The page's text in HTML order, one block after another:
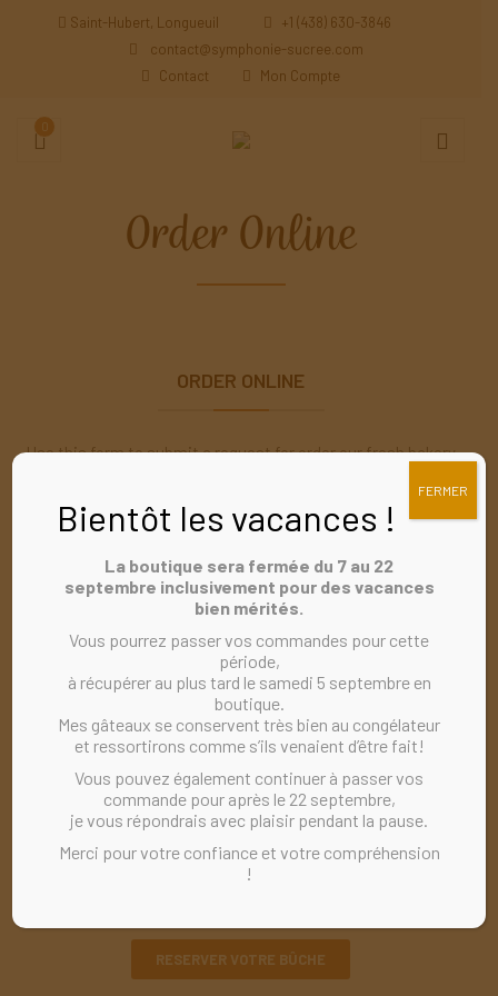
Saint-Hubert, Longueuil
+1 (438) 630-3846
contact@symphonie-sucree.com
Contact
Mon Compte
Order Online
ORDER ONLINE
Use this form to submit a request for order our fresh bakery
Bientôt les vacances !
La boutique sera fermée du 7 au 22
septembre inclusivement pour des vacances
bien mérités.
Vous pourrez passer vos commandes pour cette
période,
à récupérer au plus tard le samedi 5 septembre en
boutique.
Mes gâteaux se conservent très bien au congélateur
et ressortirons comme s’ils venaient d’être fait!
Vous pouvez également continuer à passer vos
commande pour après le 22 septembre,
je vous répondrais avec plaisir pendant la pause.
Merci pour votre confiance et votre compréhension
!
FERMER